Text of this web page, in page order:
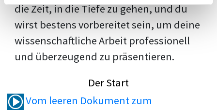
die Zeit, in die Tiefe zu gehen, und du
wirst bestens vorbereitet sein, um deine
wissenschaftliche Arbeit professionell
und überzeugend zu präsentieren.
Der Start
Vom leeren Dokument zum